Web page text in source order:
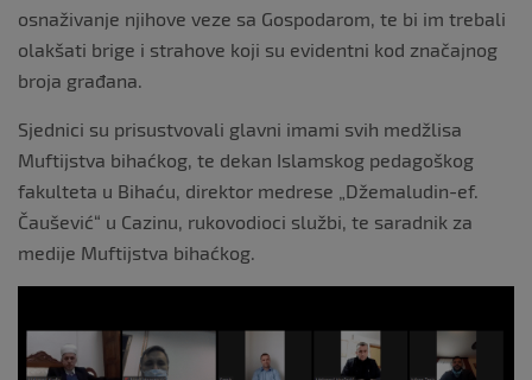
osnaživanje njihove veze sa Gospodarom, te bi im trebali
olakšati brige i strahove koji su evidentni kod značajnog
broja građana.
Sjednici su prisustvovali glavni imami svih medžlisa
Muftijstva bihaćkog, te dekan Islamskog pedagoškog
fakulteta u Bihaću, direktor medrese „Džemaludin-ef.
Čaušević“ u Cazinu, rukovodioci službi, te saradnik za
medije Muftijstva bihaćkog.